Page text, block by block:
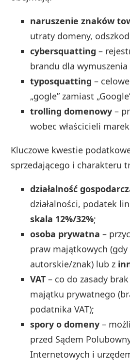
naruszenie znaków
utraty domeny,
cybersquatting –
brandu dla wymuszenia
typosquatting –
„gogle” zamiast
trolling domenowy –
wobec właścicieli
Kluczowe kwestie
sprzedającego i charakteru
działalność
działalności, podatek
skala 12%/32%;
osoba prywatna –
praw majątkowych
autorskie/znak) lub z
VAT – co do zasady
majątku prywatnego
podatnika VAT);
spory o domeny –
przed Sądem
Internetowych i